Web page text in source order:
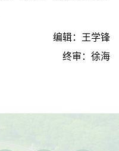
编辑：王学锋
终审：徐海